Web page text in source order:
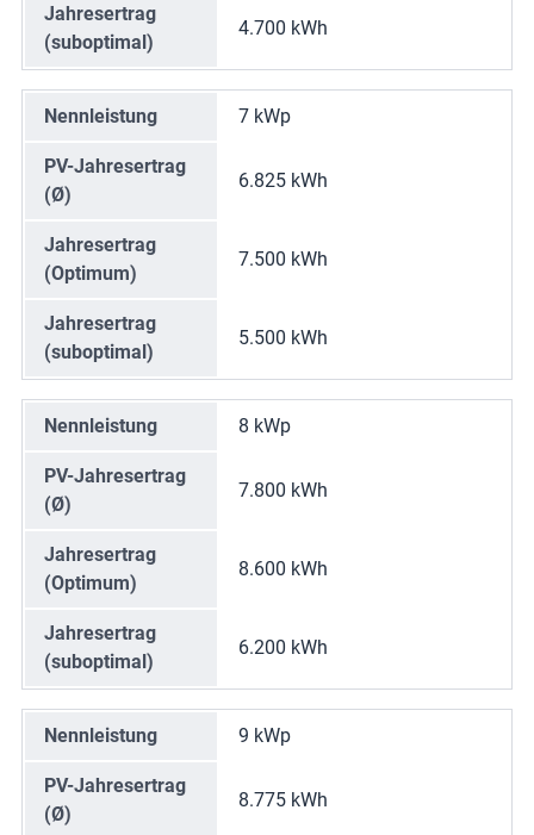
Jahresertrag
(suboptimal)
4.700 kWh
Nennleistung 7 kWp
PV-Jahresertrag
(Ø)
6.825 kWh
Jahresertrag
(Optimum)
7.500 kWh
Jahresertrag
(suboptimal)
5.500 kWh
Nennleistung 8 kWp
PV-Jahresertrag
(Ø)
7.800 kWh
Jahresertrag
(Optimum)
8.600 kWh
Jahresertrag
(suboptimal)
6.200 kWh
Nennleistung 9 kWp
PV-Jahresertrag
(Ø)
8.775 kWh